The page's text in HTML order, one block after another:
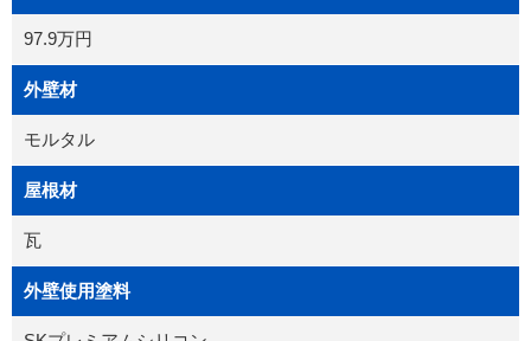
97.9万円
外壁材
モルタル
屋根材
瓦
外壁使用塗料